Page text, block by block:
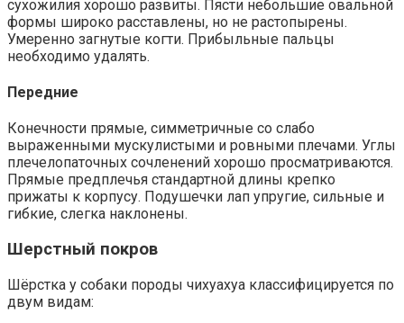
сухожилия хорошо развиты. Пясти небольшие овальной
формы широко расставлены, но не растопырены.
Умеренно загнутые когти. Прибыльные пальцы
необходимо удалять.
Передние
Конечности прямые, симметричные со слабо
выраженными мускулистыми и ровными плечами. Углы
плечелопаточных сочленений хорошо просматриваются.
Прямые предплечья стандартной длины крепко
прижаты к корпусу. Подушечки лап упругие, сильные и
гибкие, слегка наклонены.
Шерстный покров
Шёрстка у собаки породы чихуахуа классифицируется по
двум видам: